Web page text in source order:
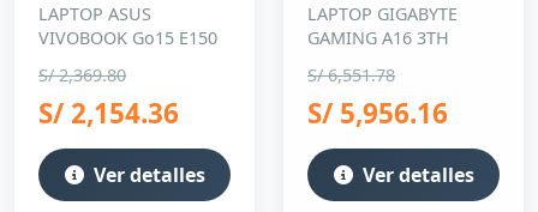
LAPTOP ASUS
VIVOBOOK Go15 E150
S/ 2,369.80
S/ 2,154.36
Ver detalles
LAPTOP GIGABYTE
GAMING A16 3TH
S/ 6,551.78
S/ 5,956.16
Ver detalles